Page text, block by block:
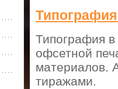
Типография
офсетной
материалов.
тиражами.